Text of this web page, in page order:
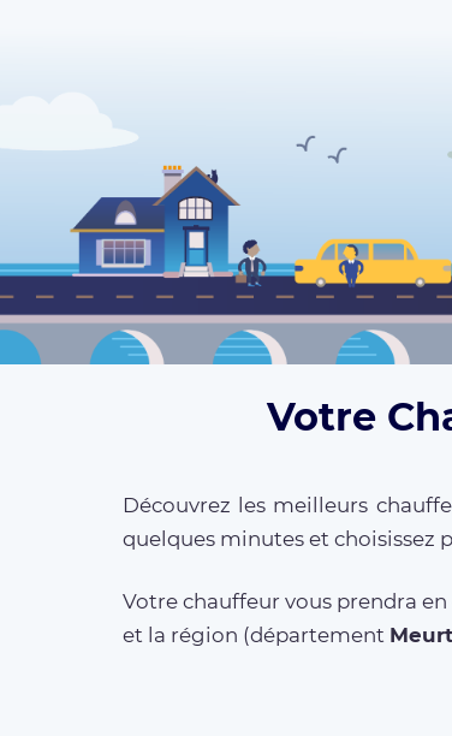
Votre
Découvrez les meilleurs
quelques minutes et choisissez
Votre chauffeur vous prendra
et la région (département